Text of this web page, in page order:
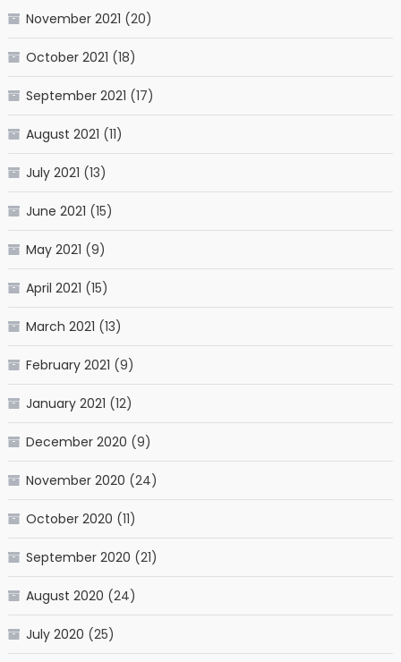
November 2021 (20)
October 2021 (18)
September 2021 (17)
August 2021 (11)
July 2021 (13)
June 2021 (15)
May 2021 (9)
April 2021 (15)
March 2021 (13)
February 2021 (9)
January 2021 (12)
December 2020 (9)
November 2020 (24)
October 2020 (11)
September 2020 (21)
August 2020 (24)
July 2020 (25)